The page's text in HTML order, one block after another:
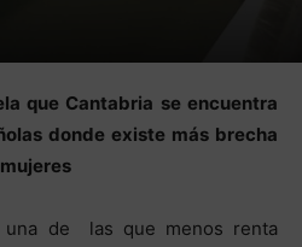
que Cantabria se encuentra
donde existe más brecha
de las que menos renta